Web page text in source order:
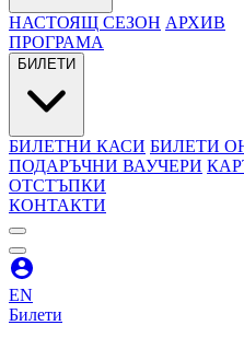
НАСТОЯЩ СЕЗОН АРХИВ
ПРОГРАМА
БИЛЕТИ
БИЛЕТНИ КАСИ БИЛЕТИ
ПОДАРЪЧНИ ВАУЧЕРИ
ОТСТЪПКИ
КОНТАКТИ
EN
Билети